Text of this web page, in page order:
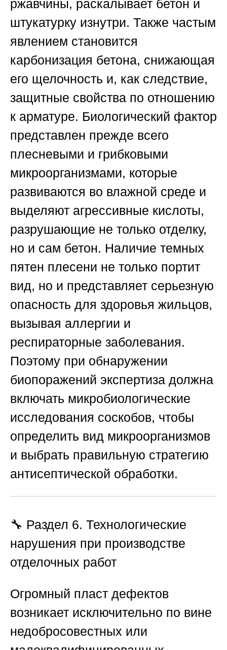
ржавчины, раскалывает бетон и
штукатурку изнутри. Также частым
явлением становится
карбонизация бетона, снижающая
его щелочность и, как следствие,
защитные свойства по отношению
к арматуре. Биологический фактор
представлен прежде всего
плесневыми и грибковыми
микроорганизмами, которые
развиваются во влажной среде и
выделяют агрессивные кислоты,
разрушающие не только отделку,
но и сам бетон. Наличие темных
пятен плесени не только портит
вид, но и представляет серьезную
опасность для здоровья жильцов,
вызывая аллергии и
респираторные заболевания.
Поэтому при обнаружении
биопоражений экспертиза должна
включать микробиологические
исследования соскобов, чтобы
определить вид микроорганизмов
и выбрать правильную стратегию
антисептической обработки.
🔧 Раздел 6. Технологические
нарушения при производстве
отделочных работ
Огромный пласт дефектов
возникает исключительно по вине
недобросовестных или